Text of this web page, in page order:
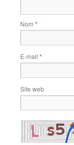
Nom *
E-mail *
Site web